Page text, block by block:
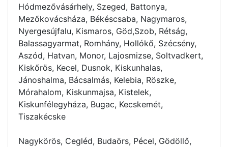
Hódmezővásárhely, Szeged, Battonya,
Mezőkovácsháza, Békéscsaba, Nagymaros,
Nyergesújfalu, Kismaros, Göd,Szob, Rétság,
Balassagyarmat, Romhány, Hollókő, Szécsény,
Aszód, Hatvan, Monor, Lajosmizse, Soltvadkert,
Kiskőrös, Kecel, Dusnok, Kiskunhalas,
Jánoshalma, Bácsalmás, Kelebia, Röszke,
Mórahalom, Kiskunmajsa, Kistelek,
Kiskunfélegyháza, Bugac, Kecskemét,
Tiszakécske
Nagykörös, Cegléd, Budaörs, Pécel, Gödöllő,